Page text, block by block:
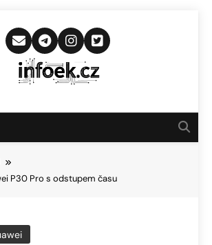
Infoek.cz
Novinkám
P30 Pro s odstupem času